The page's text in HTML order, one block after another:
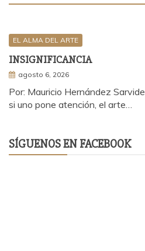
EL ALMA DEL ARTE
INSIGNIFICANCIA
agosto 6, 2026
Por: Mauricio Hernández
si uno pone atención, el arte…
SÍGUENOS EN FACEBOOK